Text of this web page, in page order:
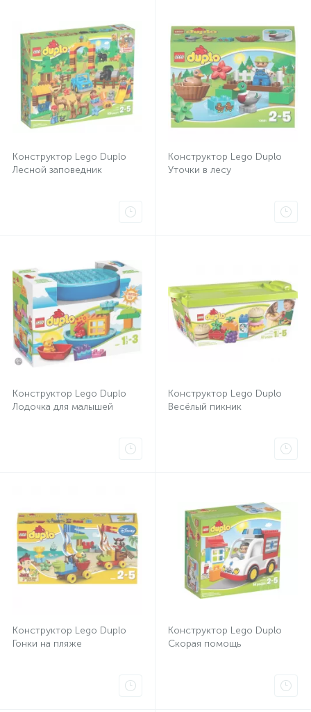
Конструктор Lego Duplo
Лесной заповедник
Конструктор Lego Duplo
Уточки в лесу
Конструктор Lego Duplo
Лодочка для малышей
Конструктор Lego Duplo
Весёлый пикник
Конструктор Lego Duplo
Гонки на пляже
Конструктор Lego Duplo
Скорая помощь